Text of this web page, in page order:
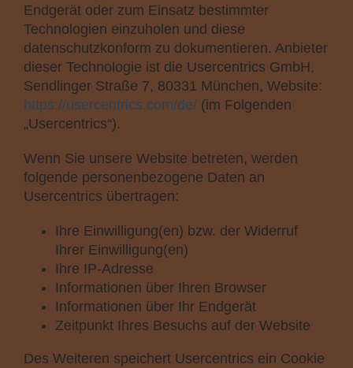
Endgerät oder zum Einsatz bestimmter
Technologien einzuholen und diese
datenschutzkonform zu dokumentieren. Anbieter
dieser Technologie ist die Usercentrics GmbH,
Sendlinger Straße 7, 80331 München, Website:
https://usercentrics.com/de/ (im Folgenden
„Usercentrics“).
Wenn Sie unsere Website betreten, werden
folgende personenbezogene Daten an
Usercentrics übertragen:
Ihre Einwilligung(en) bzw. der Widerruf
Ihrer Einwilligung(en)
Ihre IP-Adresse
Informationen über Ihren Browser
Informationen über Ihr Endgerät
Zeitpunkt Ihres Besuchs auf der Website
Des Weiteren speichert Usercentrics ein Cookie